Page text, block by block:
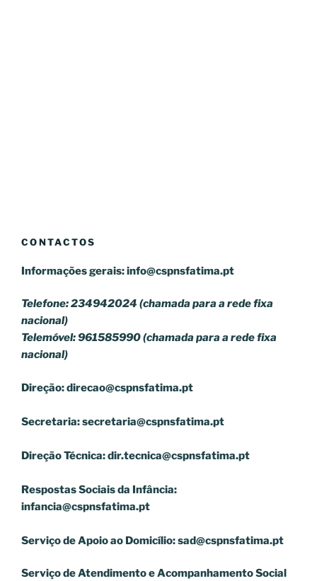
CONTACTOS
Informações gerais:info@cspnsfatima.pt
Telefone: 234942024 (chamada para a rede fixa
nacional)
Telemóvel: 961585990 (chamada para a rede fixa
nacional)
Direção:direcao@cspnsfatima.pt
Secretaria:secretaria@cspnsfatima.pt
Direção Técnica:dir.tecnica@cspnsfatima.pt
Respostas Sociais da Infância:
infancia@cspnsfatima.pt
Serviço de Apoio ao Domicílio:sad@cspnsfatima.pt
Serviço de Atendimento e Acompanhamento Social